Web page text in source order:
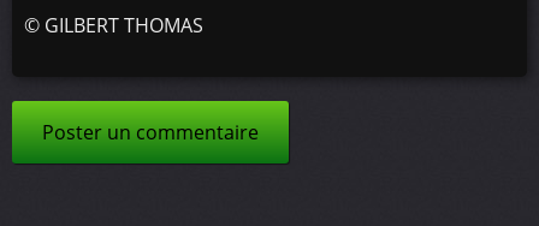
© GILBERT THOMAS
Poster un commentaire